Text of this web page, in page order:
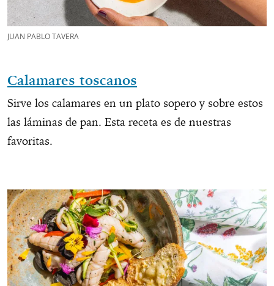
JUAN PABLO TAVERA
Calamares toscanos
Sirve los calamares en un plato sopero y sobre estos
las láminas de pan. Esta receta es de nuestras
favoritas.